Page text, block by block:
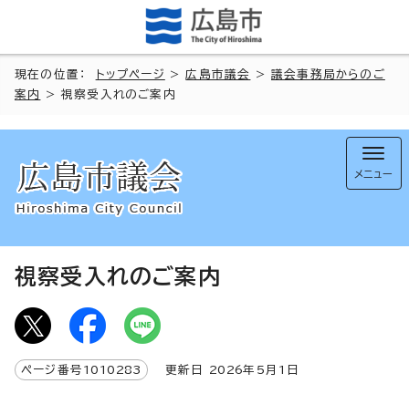
現在の位置： トップページ >広島市議会 >議会事務局からのご
案内
> 視察受入れのご案内
メニュー
視察受入れのご案内
ページ番号 1010283 更新日 2026年5月1日